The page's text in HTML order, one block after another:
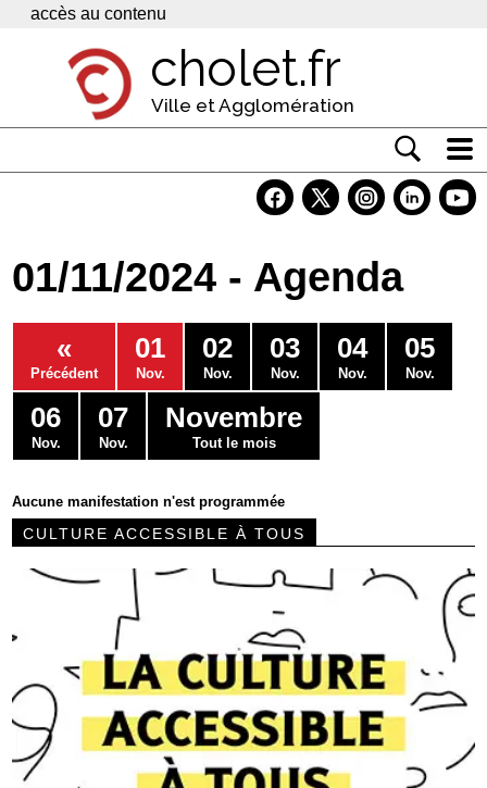
Panneau de gestion des cookies
accès au contenu
cholet.fr
Ville et Agglomération
Economie
Services
Contacts
01/11/2024 - Agenda
«
Précédent
01
Nov.
02
Nov.
03
Nov.
04
Nov.
05
Nov.
06
Nov.
07
Nov.
Novembre
Tout le mois
Aucune manifestation n'est programmée
CULTURE ACCESSIBLE À TOUS